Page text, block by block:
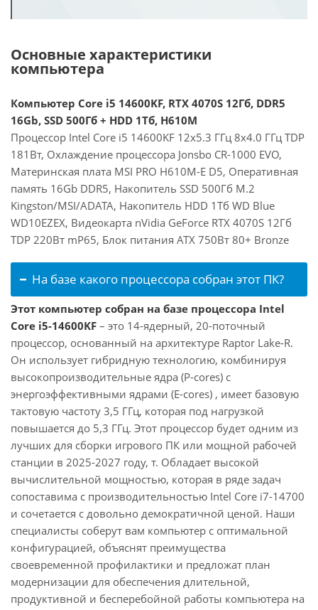
Основные характеристики
компьютера
Компьютер Core i5 14600KF, RTX 4070S 12Гб, DDR5
16Gb, SSD 500Гб + HDD 1Тб, H610M
Процессор Intel Core i5 14600KF 12x5.3 ГГц 8x4.0 ГГц TDP
181Вт, Охлаждение процессора Jonsbo CR-1000 EVO,
Материнская плата MSI PRO H610M-E D5, Оперативная
память 16Gb DDR5, Накопитель SSD 500Гб M.2
Kingston/MSI/ADATA, Накопитель HDD 1Тб WD Blue
WD10EZEX, Видеокарта nVidia GeForce RTX 4070S 12Гб
TDP 220Вт mP65, Блок питания ATX 750Вт 80+ Bronze
На базе какого процессора собран этот ПК?
Этот компьютер собран на базе процессора Intel
Core i5-14600KF – это 14-ядерный, 20-поточный
процессор, основанный на архитектуре Raptor Lake-R.
Он использует гибридную технологию, комбинируя
высокопроизводительные ядра (P-cores) с
энергоэффективными ядрами (E-cores) , имеет базовую
тактовую частоту 3,5 ГГц, которая под нагрузкой
повышается до 5,3 ГГц. Этот процессор будет одним из
лучших для сборки игрового ПК или мощной рабочей
станции в 2025-2027 году, т. Обладает высокой
вычислительной мощностью, которая в ряде задач
сопоставима с производительностью Intel Core i7-14700
и сочетается с довольно демократичной ценой. Наши
специалисты соберут вам компьютер с оптимальной
конфигурацией, объяснят преимущества
своевременной профилактики и предложат план
модернизации для обеспечения длительной,
продуктивной и бесперебойной работы компьютера на